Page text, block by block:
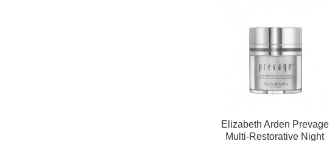
Elizabeth Arden Prevage
Multi-Restorative Night